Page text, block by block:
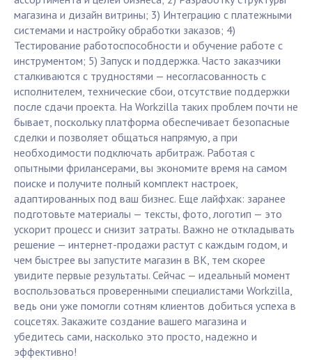
магазина и дизайн витрины; 3) Интеграцию с платежными
системами и настройку обработки заказов; 4)
Тестирование работоспособности и обучение работе с
инструментом; 5) Запуск и поддержка. Часто заказчики
сталкиваются с трудностями — несогласованность с
исполнителем, технические сбои, отсутствие поддержки
после сдачи проекта. На Workzilla таких проблем почти не
бывает, поскольку платформа обеспечивает безопасные
сделки и позволяет общаться напрямую, а при
необходимости подключать арбитраж. Работая с
опытными фрилансерами, вы экономите время на самом
поиске и получите полный комплект настроек,
адаптированных под ваш бизнес. Еще лайфхак: заранее
подготовьте материалы — тексты, фото, логотип — это
ускорит процесс и снизит затраты. Важно не откладывать
решение — интернет-продажи растут с каждым годом, и
чем быстрее вы запустите магазин в ВК, тем скорее
увидите первые результаты. Сейчас — идеальный момент
воспользоваться проверенными специалистами Workzilla,
ведь они уже помогли сотням клиентов добиться успеха в
соцсетях. Закажите создание вашего магазина и
убедитесь сами, насколько это просто, надежно и
эффективно!